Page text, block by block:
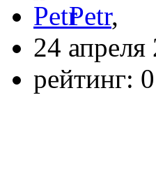
Petr,
24
рейтинг: 0